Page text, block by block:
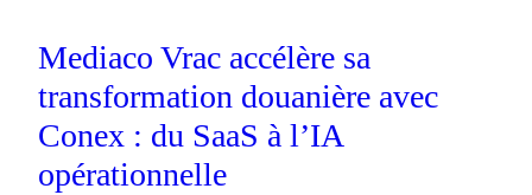
Mediaco Vrac accélère sa
transformation douanière avec
Conex : du SaaS à l’IA
opérationnelle